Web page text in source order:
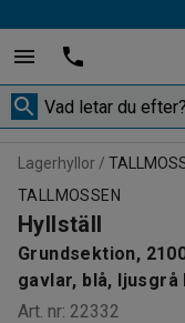
Lagerhyllor
TALLMOSSEN
Hyllställ
Grundsektion,
gavlar, blå, ljusgrå
Art. nr: 22332